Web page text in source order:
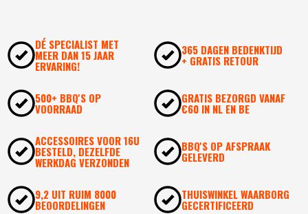
DÉ SPECIALIST MET
MEER DAN 15 JAAR
ERVARING!
365 DAGEN BEDENKTIJD
+ GRATIS RETOUR
500+ BBQ'S OP
VOORRAAD
GRATIS BEZORGD VANAF
€60 IN NL EN BE
ACCESSOIRES VOOR 16U
BESTELD, DEZELFDE
WERKDAG VERZONDEN
BBQ'S OP AFSPRAAK
GELEVERD
9,2 UIT RUIM 8000
BEOORDELINGEN
THUISWINKEL WAARBORG
GECERTIFICEERD